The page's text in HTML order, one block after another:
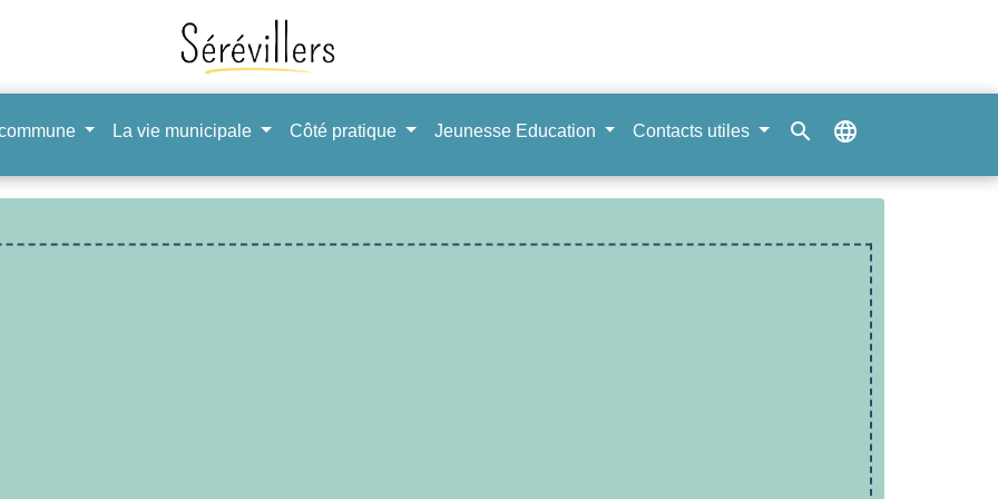
La vie municipale Côté pratique Jeunesse Education Contacts utiles search language